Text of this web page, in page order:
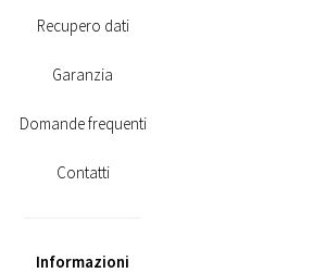
Recupero dati
Garanzia
Domande frequenti
Contatti
Informazioni